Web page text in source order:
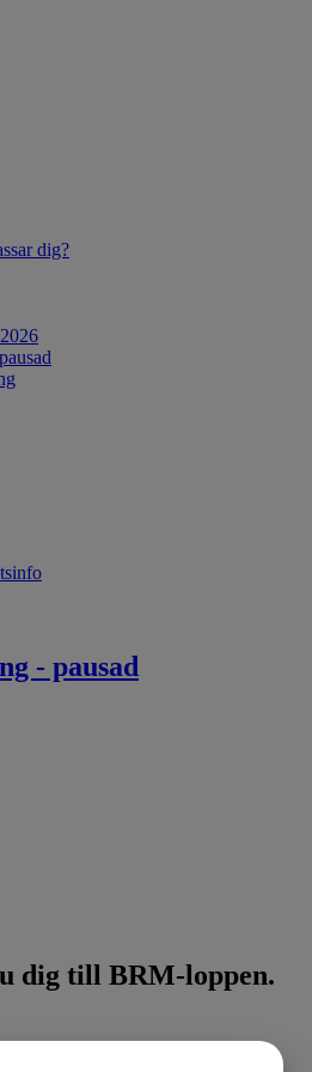
dig?
- pausad
dig till BRM-loppen.